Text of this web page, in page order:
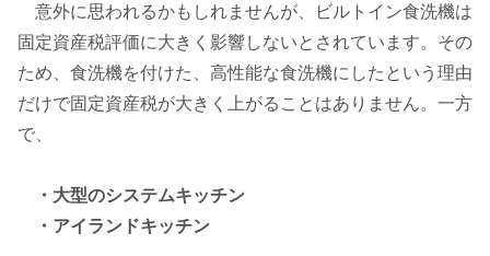
意外に思われるかもしれませんが、ビルトイン食洗機は
固定資産税評価に大きく影響しないとされています。その
ため、食洗機を付けた、高性能な食洗機にしたという理由
だけで固定資産税が大きく上がることはありません。一方
で、
・大型のシステムキッチン
・アイランドキッチン